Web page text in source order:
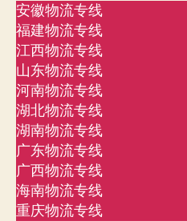
安徽物流专线
福建物流专线
江西物流专线
山东物流专线
河南物流专线
湖北物流专线
湖南物流专线
广东物流专线
广西物流专线
海南物流专线
重庆物流专线